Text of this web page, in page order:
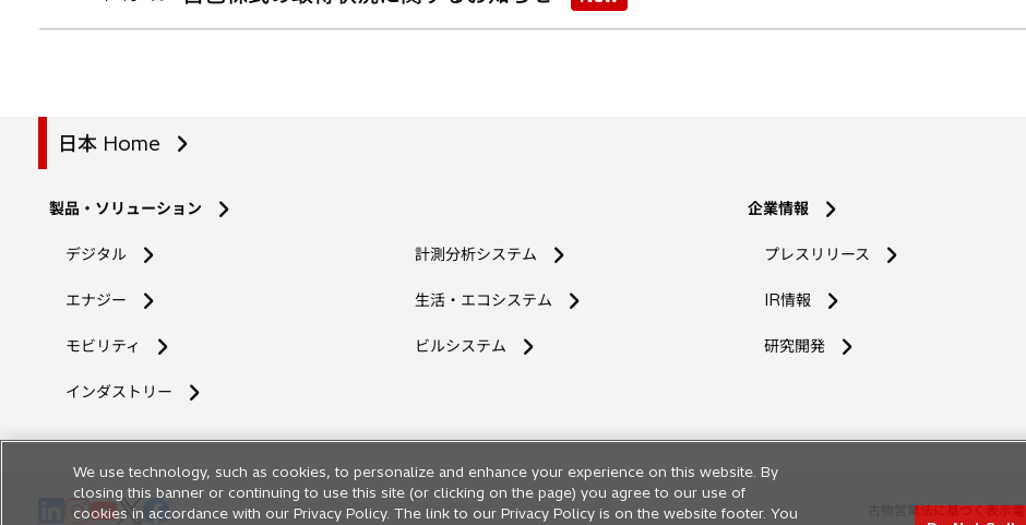
日本 Home
製品・ソリューション
デジタル
エナジー
モビリティ
インダストリー
計測分析システム
生活・エコシステム
ビルシステム
企業情報
プレスリリース
IR情報
研究開発新
ブ
新 新 新 新 新
古物営業法に基づく表示
We use technology, such as cookies, to personalize and enhance your experience on this website. By
closing this banner or continuing to use this site (or clicking on the page) you agree to our use of
cookies in accordance with our Privacy Policy. The link to our Privacy Policy is on the website footer. You